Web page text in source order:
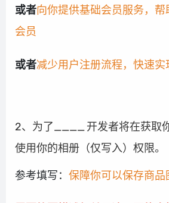
或者向你提供基础会员服务，
会员
或者减少用户注册流程，快速实
2、为了____开发者将在获取
使用你的相册（仅写入）权限。
参考填写： 保障你可以保存商品